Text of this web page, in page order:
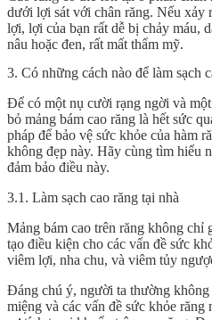
dưới lợi sát với chân răng. Nếu xảy
lợi, lợi của bạn rất dễ bị chảy máu,
nâu hoặc đen, rất mất thẩm mỹ.
3. Có những cách nào để làm sạch
Để có một nụ cười rạng ngời và
bỏ mảng bám cao răng là hết sức
pháp để bảo vệ sức khỏe của hàm
không đẹp này. Hãy cùng tìm hiểu
đảm bảo điều này.
3.1. Làm sạch cao răng tại nhà
Mảng bám cao trên răng không chỉ
tạo điều kiện cho các vấn đề sức
viêm lợi, nha chu, và viêm tủy
Đáng chú ý, người ta thường không
miệng và các vấn đề sức khỏe